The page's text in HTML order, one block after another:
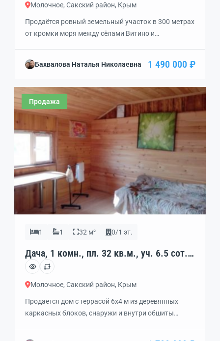
Молочное, Сакский район, Крым
Продаётся ровный земельный участок в 300 метрах
от кромки моря между сёлами Витино и
садовых домов и дачных домов. Межевание границ
пляжа с белым песком 2 мин пешком) Прекрасное
прозрачное море (не залив), пологий песчаный
берег. Идеальное место для […]
Бахвалова Наталья Николаевна 1 490 000 ₽
Продажа
1 1 32 м² 0/1 эт.
Дача, 1 комн., пл. 32 кв.м., уч. 6.5 сот.,
код: 330555
Молочное, Сакский район, Крым
Продается дом с террасой 6х4 м из деревянных
каркасных блоков, снаружи и внутри обшиты